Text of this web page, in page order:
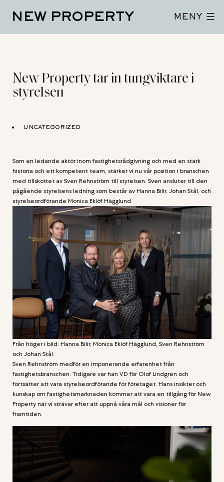
NEW PROPERTY MENY
New Property tar in tungviktare i
styrelsen
UNCATEGORIZED
Som en ledande aktör inom fastighetsrådgivning och med en stark
historia och ett kompetent team, stärker vi nu vår position i branschen
med tillskottet av Sven Rehnström till styrelsen. Sven ansluter till den
pågående styrelsens ledning som består av Hanna Bilir, Johan Stål, och
styrelseordförande Monica Eklöf Hägglund.
Från höger i bild: Hanna Bilir, Monica Eklöf Hägglund, Sven Rehnström
och Johan Stål.
Sven Rehnström medför en imponerande erfarenhet från
fastighetsbranschen. Tidigare var han VD för Olof Lindgren och
fortsätter att vara styrelseordförande för företaget. Hans insikter och
kunskap om fastighetsmarknaden kommer att vara en tillgång för New
Property när vi strävar efter att uppnå våra mål och visioner för
framtiden.